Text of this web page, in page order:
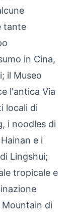
tante
in Cina,
il Museo
l'antica Via
locali di
i noodles di
e i
Lingshui;
tropicale e
Mountain di